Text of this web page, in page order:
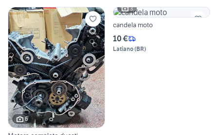
6
3
candela moto
10 €
Latiano(BR)